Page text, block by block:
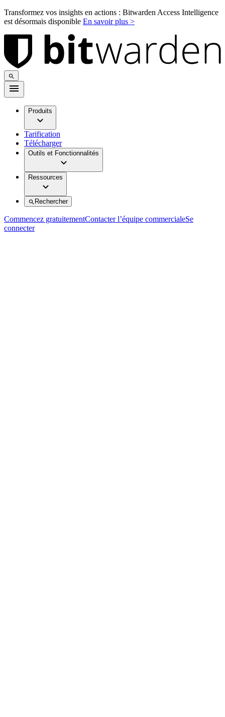
Transformez vos insights en actions : Bitwarden Access Intelligence
est désormais disponible En savoir plus >
Produits
Tarification
Télécharger
Outils et Fonctionnalités
Ressources
Rechercher
Commencez gratuitementContacter l’équipe commercialeSe
connecter